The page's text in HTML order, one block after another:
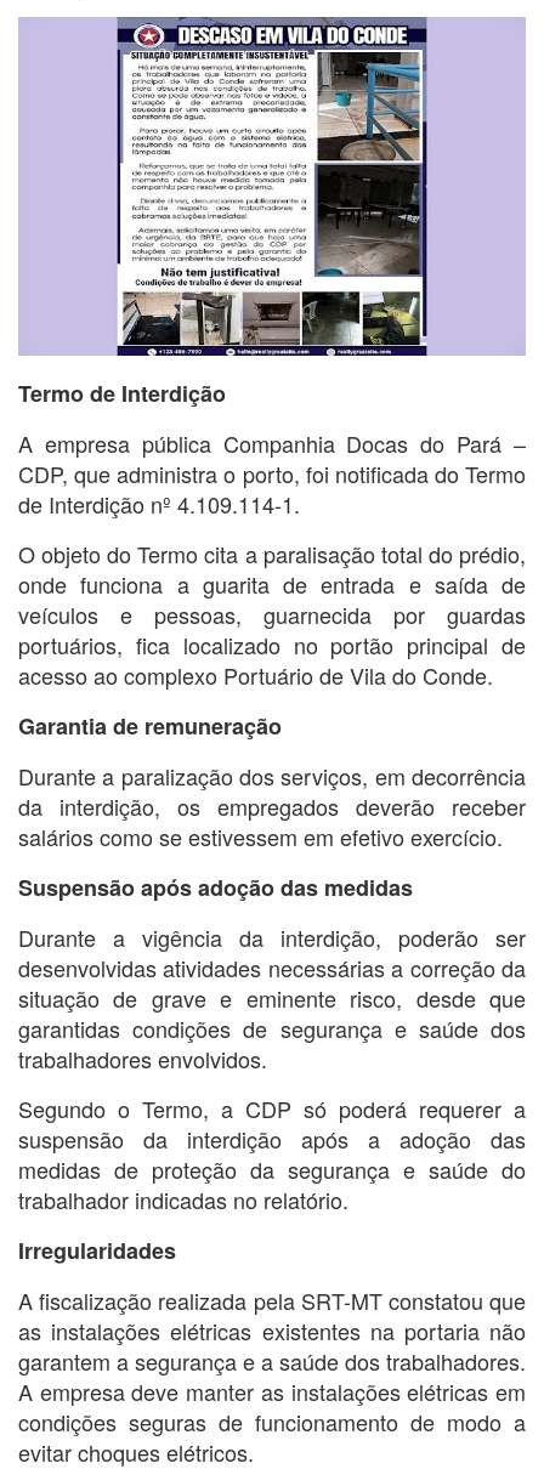
Termo de Interdição
A empresa pública Companhia Docas do Pará –
CDP, que administra o porto, foi notificada do Termo
de Interdição nº 4.109.114-1.
O objeto do Termo cita a paralisação total do prédio,
onde funciona a guarita de entrada e saída de
veículos e pessoas, guarnecida por guardas
portuários, fica localizado no portão principal de
acesso ao complexo Portuário de Vila do Conde.
Garantia de remuneração
Durante a paralização dos serviços, em decorrência
da interdição, os empregados deverão receber
salários como se estivessem em efetivo exercício.
Suspensão após adoção das medidas
Durante a vigência da interdição, poderão ser
desenvolvidas atividades necessárias a correção da
situação de grave e eminente risco, desde que
garantidas condições de segurança e saúde dos
trabalhadores envolvidos.
Segundo o Termo, a CDP só poderá requerer a
suspensão da interdição após a adoção das
medidas de proteção da segurança e saúde do
trabalhador indicadas no relatório.
Irregularidades
A fiscalização realizada pela SRT-MT constatou que
as instalações elétricas existentes na portaria não
garantem a segurança e a saúde dos trabalhadores.
A empresa deve manter as instalações elétricas em
condições seguras de funcionamento de modo a
evitar choques elétricos.